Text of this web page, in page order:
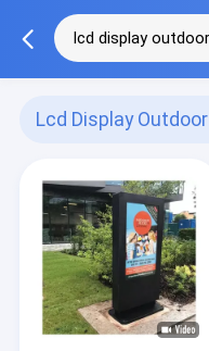
Lcd Display Outdoor